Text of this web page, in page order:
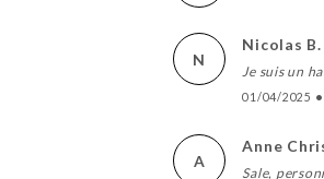
N
Nicolas
Je suis un
01/04/2025 •
A
Anne
Sale,